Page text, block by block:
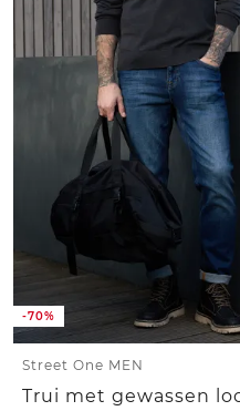
-70%
Street One MEN
Trui met gewassen